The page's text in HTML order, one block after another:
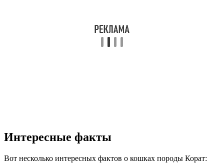
Интересные факты
Вот несколько интересных фактов о кошках породы Корат: